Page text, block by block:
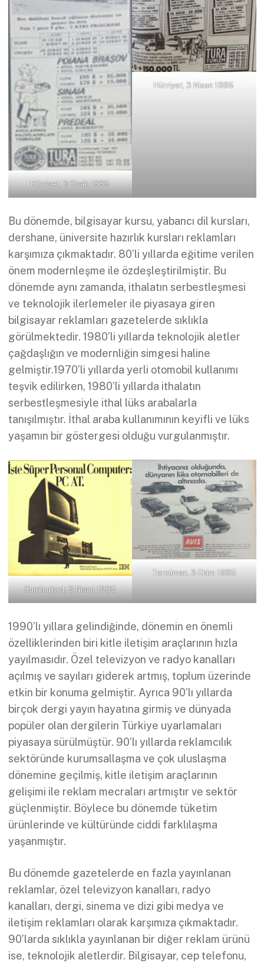
Hürriyet, 3 Ocak 1985
Hürriyet, 3 Nisan 1985
Bu dönemde, bilgisayar kursu, yabancı dil kursları,
dershane, üniversite hazırlık kursları reklamları
karşımıza çıkmaktadır. 80’li yıllarda eğitime verilen
önem modernleşme ile özdeşleştirilmiştir. Bu
dönemde aynı zamanda, ithalatın serbestleşmesi
ve teknolojik ilerlemeler ile piyasaya giren
bilgisayar reklamları gazetelerde sıklıkla
görülmektedir. 1980’li yıllarda teknolojik aletler
çağdaşlığın ve modernliğin simgesi haline
gelmiştir.1970’li yıllarda yerli otomobil kullanımı
teşvik edilirken, 1980’li yıllarda ithalatın
serbestleşmesiyle ithal lüks arabalarla
tanışılmıştır. İthal araba kullanımının keyifli ve lüks
yaşamın bir göstergesi olduğu vurgulanmıştır.
Cumhuriyet, 3 Nisan 1985
Tercüman, 3 Ekim 1985
1990’lı yıllara gelindiğinde, dönemin en önemli
özelliklerinden biri kitle iletişim araçlarının hızla
yayılmasıdır. Özel televizyon ve radyo kanalları
açılmış ve sayıları giderek artmış, toplum üzerinde
etkin bir konuma gelmiştir. Ayrıca 90’lı yıllarda
birçok dergi yayın hayatına girmiş ve dünyada
popüler olan dergilerin Türkiye uyarlamaları
piyasaya sürülmüştür. 90’lı yıllarda reklamcılık
sektöründe kurumsallaşma ve çok uluslaşma
dönemine geçilmiş, kitle iletişim araçlarının
gelişimi ile reklam mecraları artmıştır ve sektör
güçlenmiştir. Böylece bu dönemde tüketim
ürünlerinde ve kültüründe ciddi farklılaşma
yaşanmıştır.
Bu dönemde gazetelerde en fazla yayınlanan
reklamlar, özel televizyon kanalları, radyo
kanalları, dergi, sinema ve dizi gibi medya ve
iletişim reklamları olarak karşımıza çıkmaktadır.
90’larda sıklıkla yayınlanan bir diğer reklam ürünü
ise, teknolojik aletlerdir. Bilgisayar, cep telefonu,